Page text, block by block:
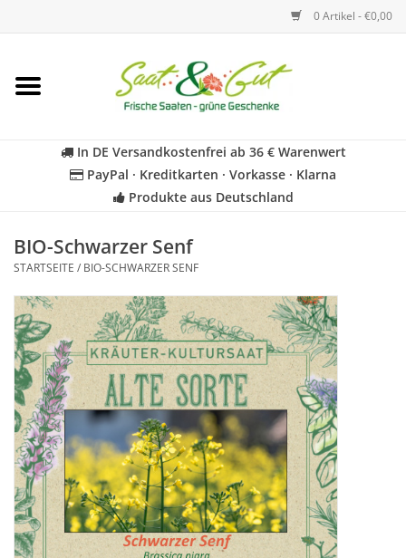
0 Artikel - €0,00
Startseite
Kräuter
Für Kinder
Geschenkideen
Katalog
In DE Versandkostenfrei ab 36 € Warenwert
PayPal · Kreditkarten · Vorkasse · Klarna
Produkte aus Deutschland
BIO-Schwarzer Senf
STARTSEITE / BIO-SCHWARZER SENF